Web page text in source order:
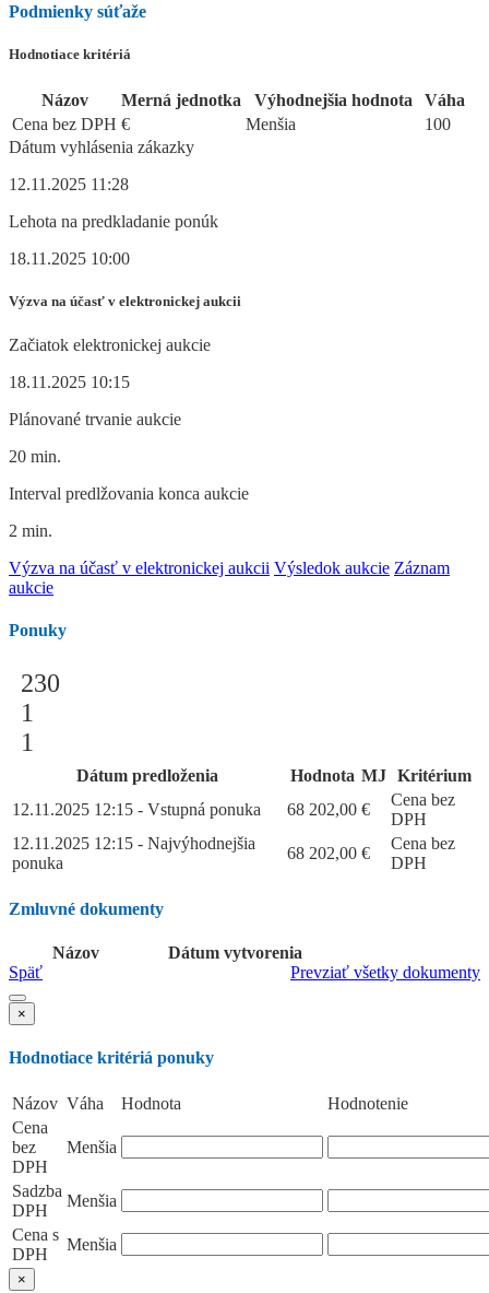
Podmienky súťaže
Hodnotiace kritériá
Názov Merná jednotka Výhodnejšia hodnota
Váha
Cena bez DPH € Menšia
100
Dátum vyhlásenia zákazky
12.11.2025 11:28
Lehota na predkladanie ponúk
18.11.2025 10:00
Výzva na účasť v elektronickej aukcii
Začiatok elektronickej aukcie
18.11.2025 10:15
Plánované trvanie aukcie
20 min.
Interval predlžovania konca aukcie
2 min.
Výzva na účasť v elektronickej aukcii Výsledok aukcie Záznam
aukcie
Ponuky
230
1
1
Dátum predloženia Hodnota MJ Kritérium
12.11.2025 12:15 - Vstupná ponuka
68 202,00 €
Cena bez
DPH
12.11.2025 12:15 - Najvýhodnejšia
ponuka
68 202,00 €
Cena bez
DPH
Zmluvné dokumenty
Názov
Dátum vytvorenia
Prevziať všetky dokumenty
Späť
×
Hodnotiace kritériá ponuky
Názov Váha Hodnota
Hodnotenie
Cena
bez
DPH
Menšia
Sadzba
DPH
Menšia
Cena s
DPH
Menšia
×